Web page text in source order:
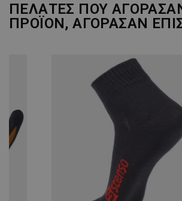
ΠΕΛΆΤΕΣ ΠΟΥ
ΠΡΟΪΌΝ, ΑΓΌΡΑΣΑΝ